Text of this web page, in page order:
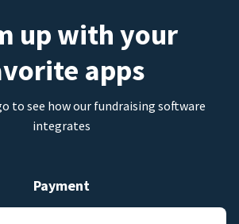
up with your
apps
to see how our fundraising software
integrates
Payment